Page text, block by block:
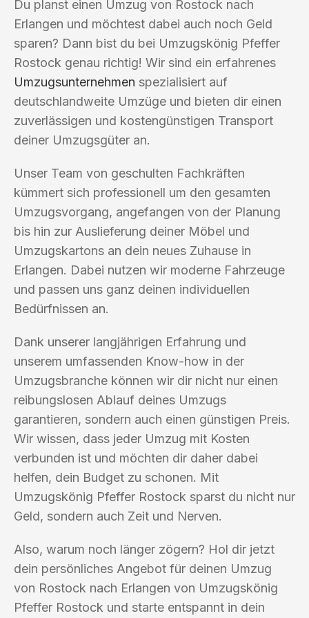
Du planst einen Umzug von Rostock nach
Erlangen und möchtest dabei auch noch Geld
sparen? Dann bist du bei Umzugskönig Pfeffer
Rostock genau richtig! Wir sind ein erfahrenes
Umzugsunternehmen spezialisiert auf
deutschlandweite Umzüge und bieten dir einen
zuverlässigen und kostengünstigen Transport
deiner Umzugsgüter an.
Unser Team von geschulten Fachkräften
kümmert sich professionell um den gesamten
Umzugsvorgang, angefangen von der Planung
bis hin zur Auslieferung deiner Möbel und
Umzugskartons an dein neues Zuhause in
Erlangen. Dabei nutzen wir moderne Fahrzeuge
und passen uns ganz deinen individuellen
Bedürfnissen an.
Dank unserer langjährigen Erfahrung und
unserem umfassenden Know-how in der
Umzugsbranche können wir dir nicht nur einen
reibungslosen Ablauf deines Umzugs
garantieren, sondern auch einen günstigen Preis.
Wir wissen, dass jeder Umzug mit Kosten
verbunden ist und möchten dir daher dabei
helfen, dein Budget zu schonen. Mit
Umzugskönig Pfeffer Rostock sparst du nicht nur
Geld, sondern auch Zeit und Nerven.
Also, warum noch länger zögern? Hol dir jetzt
dein persönliches Angebot für deinen Umzug
von Rostock nach Erlangen von Umzugskönig
Pfeffer Rostock und starte entspannt in dein